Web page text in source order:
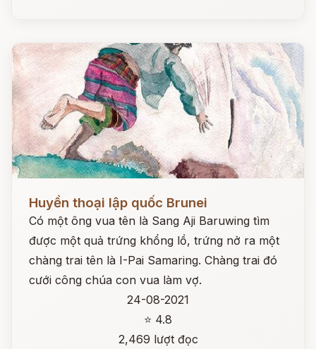
Đọc ngay
Huyền thoại lập quốc Brunei
Có một ông vua tên là Sang Aji Baruwing tìm
được một quả trứng khổng lồ, trứng nở ra một
chàng trai tên là I-Pai Samaring. Chàng trai đó
cưới công chúa con vua làm vợ.
24-08-2021
⭐ 4.8
2,469 lượt đọc